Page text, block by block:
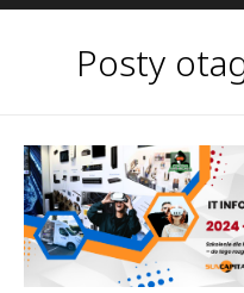
Backup-Solutions
Bezpieczeństwo IT
Kerio
Serwery pocztowe
Usługi
Newsletter
Szkolenia
Kontakt
Posty